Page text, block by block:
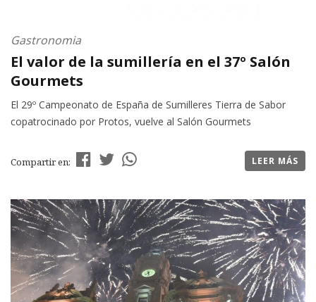
Gastronomia
El valor de la sumillería en el 37º Salón
Gourmets
El 29º Campeonato de España de Sumilleres Tierra de Sabor
copatrocinado por Protos, vuelve al Salón Gourmets
Compartir en: LEER MÁS